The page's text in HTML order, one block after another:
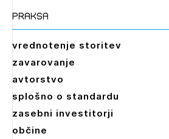
praksa
vrednotenje storitev
zavarovanje
avtorstvo
splošno o standardu
zasebni investitorji
občine